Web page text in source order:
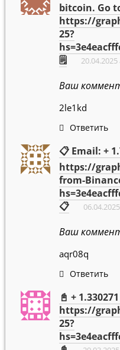
bitcoin. Go
https://
25?
🗒
Ваш
2le1kd
Ответить
📋 Email: +
https://
from-
📋
Ваш
aqr08q
Ответить
📓 +
https://
25?